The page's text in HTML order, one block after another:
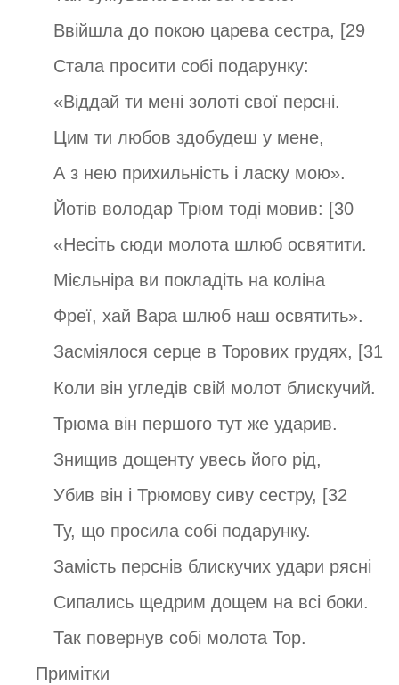
Ввійшла до покою царева сестра, [29
Стала просити собі подарунку:
«Віддай ти мені золоті свої персні.
Цим ти любов здобудеш у мене,
А з нею прихильність і ласку мою».
Йотів володар Трюм тоді мовив: [30
«Несіть сюди молота шлюб освятити.
Мієльніра ви покладіть на коліна
Фреї, хай Вара шлюб наш освятить».
Засміялося серце в Торових грудях, [31
Коли він угледів свій молот блискучий.
Трюма він першого тут же ударив.
Знищив дощенту увесь його рід,
Убив він і Трюмову сиву сестру, [32
Ту, що просила собі подарунку.
Замість перснів блискучих удари рясні
Сипались щедрим дощем на всі боки.
Так повернув собі молота Тор.
Примітки